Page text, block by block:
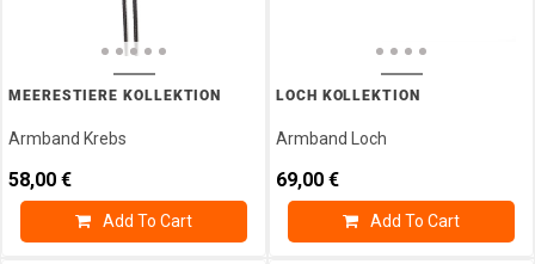
Sternzeichen/Silber
Bettelarmband
Kollektion
Kollektion
MEERESTIERE KOLLEKTION
Armband Krebs
58,00 €
Add To Cart
LOCH KOLLEKTION
Armband Loch
69,00 €
Add To Cart